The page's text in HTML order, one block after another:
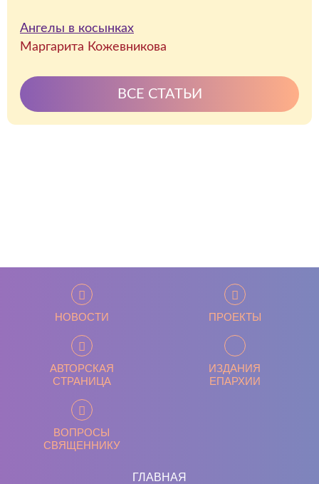
Ангелы в косынках
Маргарита Кожевникова
ВСЕ СТАТЬИ
НОВОСТИ ПРОЕКТЫ
АВТОРСКАЯ
СТРАНИЦА
ИЗДАНИЯ
ЕПАРХИИ
ВОПРОСЫ
СВЯЩЕННИКУ
ГЛАВНАЯ